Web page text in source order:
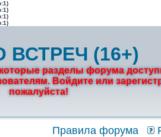
ВСТРЕЧ (16+)
разделы форума
Войдите или
пожалуйста!
Правила форума